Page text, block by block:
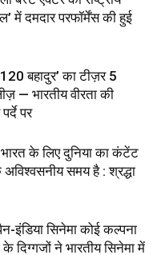
में दमदार परफॉर्मेंस की हुई
बहादुर’ का टीज़र 5
— भारतीय वीरता की
पर
के लिए दुनिया का कंटेंट
समय है : श्रद्धा
इंडिया सिनेमा कोई कल्पना
के दिग्गजों ने भारतीय सिनेमा में